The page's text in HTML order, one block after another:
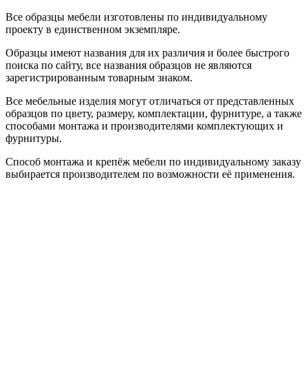
Все образцы мебели изготовлены по индивидуальному
проекту в единственном экземпляре.
Образцы имеют названия для их различия и более быстрого
поиска по сайту, все названия образцов не являются
зарегистрированным товарным знаком.
Все мебельные изделия могут отличаться от представленных
образцов по цвету, размеру, комплектации, фурнитуре, а также
способами монтажа и производителями комплектующих и
фурнитуры.
Способ монтажа и крепёж мебели по индивидуальному заказу
выбирается производителем по возможности её применения.